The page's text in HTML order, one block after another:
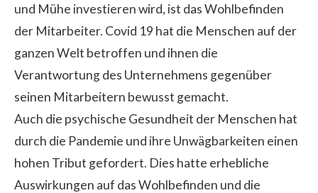
und Mühe investieren wird, ist das Wohlbefinden
der Mitarbeiter. Covid 19 hat die Menschen auf der
ganzen Welt betroffen und ihnen die
Verantwortung des Unternehmens gegenüber
seinen Mitarbeitern bewusst gemacht.
Auch die psychische Gesundheit der Menschen hat
durch die Pandemie und ihre Unwägbarkeiten einen
hohen Tribut gefordert. Dies hatte erhebliche
Auswirkungen auf das Wohlbefinden und die